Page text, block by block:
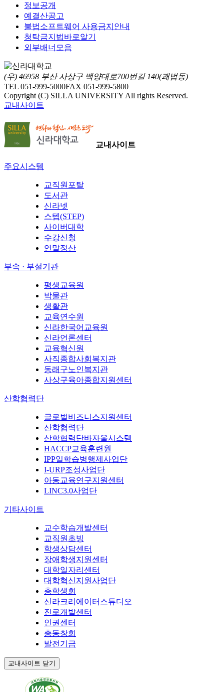
정보공개
예결산공고
불법소프트웨어 사용금지안내
청탁금지법바로알기
외부배너모음
(우) 46958 부산 사상구 백양대로700번길 140(괘법동)
TEL 051-999-5000FAX 051-999-5800
Copyright (C) SILLA UNIVERSITY All rights Reserved.
교내사이트
교내사이트
주요시스템
교직원포탈
도서관
신라넷
스텝(STEP)
사이버대학
수강신청
연말정산
부속 · 부설기관
평생교육원
박물관
생활관
교육연수원
신라한국어교육원
신라언론센터
교육혁신원
사직종합사회복지관
동래구노인복지관
사상구육아종합지원센터
산학협력단
글로벌비즈니스지원센터
산학협력단
산학협력단바자울시스템
HACCP교육훈련원
IPP일학습병행제사업단
I-URP조성사업단
아동교육연구지원센터
LINC3.0사업단
기타사이트
교수학습개발센터
교직원초빙
학생상담센터
장애학생지원센터
대학일자리센터
대학혁신지원사업단
총학생회
신라크리에이터스튜디오
진로개발센터
인권센터
총동창회
발전기금
교내사이트 닫기